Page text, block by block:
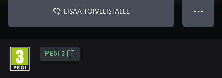
LISÄÄ TOIVELISTALLE ● ● ●
PEGI 3